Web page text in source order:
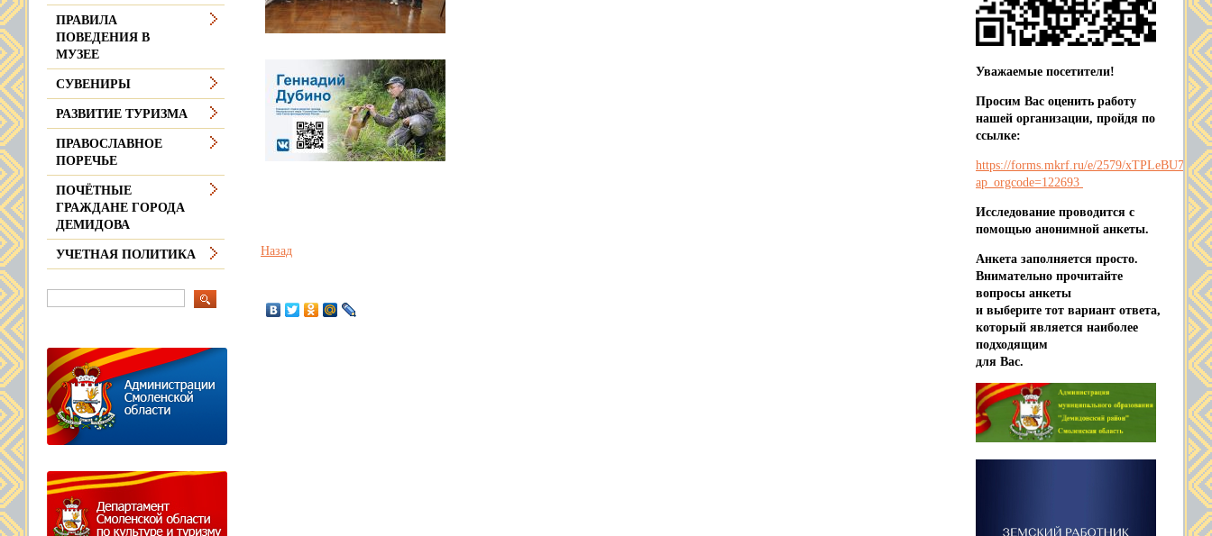
Назад
ПРАВИЛА
ПОВЕДЕНИЯ В
МУЗЕЕ
СУВЕНИРЫ
РАЗВИТИЕ ТУРИЗМА
ПРАВОСЛАВНОЕ
ПОРЕЧЬЕ
ПОЧЁТНЫЕ
ГРАЖДАНЕ ГОРОДА
ДЕМИДОВА
УЧЕТНАЯ ПОЛИТИКА
Уважаемые посетители!
Просим Вас оценить работу
нашей организации, пройдя по
ссылке:
https://forms.mkrf.ru/e/2579/xTPLeBU7/?
ap_orgcode=122693
Исследование проводится с
помощью анонимной анкеты.
Анкета заполняется просто.
Внимательно прочитайте
вопросы анкеты
и выберите тот вариант ответа,
который является наиболее
подходящим
для Вас.